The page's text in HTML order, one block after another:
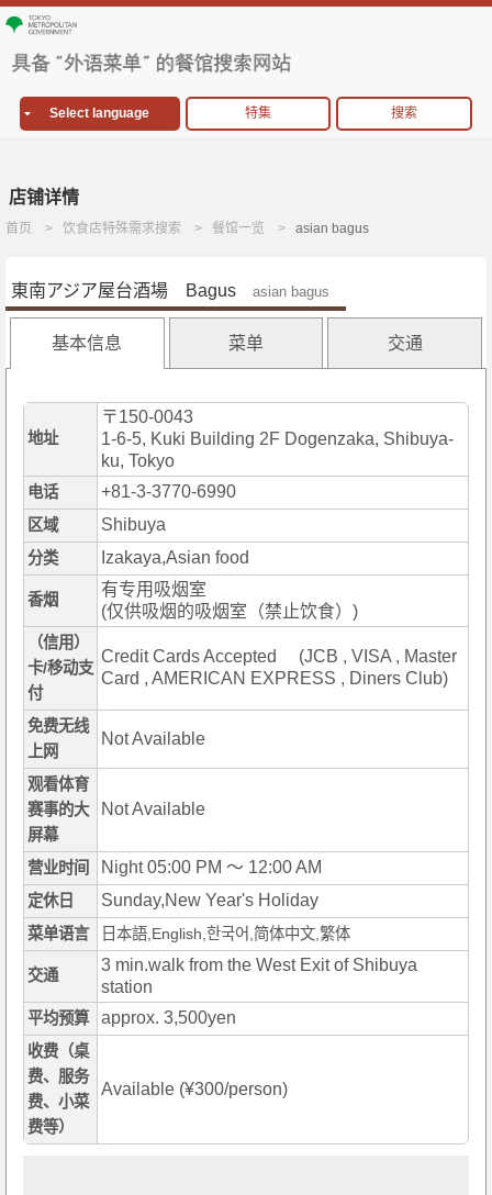
Select language 特集 搜索
店铺详情
首页 饮食店特殊需求搜索 餐馆一览 asian bagus
東南アジア屋台酒場 Bagus asian bagus
基本信息 菜单 交通
地址
〒150-0043
1-6-5, Kuki Building 2F Dogenzaka, Shibuya-
ku, Tokyo
电话 +81-3-3770-6990
区域 Shibuya
分类 Izakaya,Asian food
香烟
有专用吸烟室
(仅供吸烟的吸烟室（禁止饮食）)
（信用）
卡/移动支
付
Credit Cards Accepted (JCB , VISA , Master
Card , AMERICAN EXPRESS , Diners Club)
免费无线
上网
Not Available
观看体育
赛事的大
屏幕
Not Available
营业时间 Night 05:00 PM ～ 12:00 AM
定休日 Sunday,New Year's Holiday
菜单语言 日本語,English,한국어,简体中文,繁体
交通
3 min.walk from the West Exit of Shibuya
station
平均预算 approx. 3,500yen
收费（桌
费、服务
费、小菜
费等）
Available (¥300/person)